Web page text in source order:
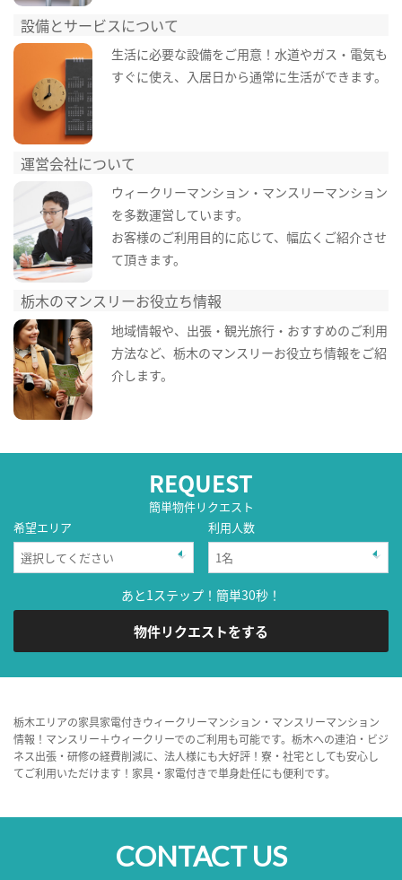
設備とサービスについて
生活に必要な設備をご用意！水道やガス・電気も
すぐに使え、入居日から通常に生活ができます。
運営会社について
ウィークリーマンション・マンスリーマンション
を多数運営しています。
お客様のご利用目的に応じて、幅広くご紹介させ
て頂きます。
栃木のマンスリーお役立ち情報
地域情報や、出張・観光旅行・おすすめのご利用
方法など、栃木のマンスリーお役立ち情報をご紹
介します。
REQUEST
簡単物件リクエスト
希望エリア
利用人数
あと1ステップ！簡単30秒！
物件リクエストをする
栃木エリアの家具家電付きウィークリーマンション・マンスリーマンション
情報！マンスリー＋ウィークリーでのご利用も可能です。栃木への連泊・ビジ
ネス出張・研修の経費削減に、法人様にも大好評！寮・社宅としても安心し
てご利用いただけます！家具・家電付きで単身赴任にも便利です。
CONTACT US